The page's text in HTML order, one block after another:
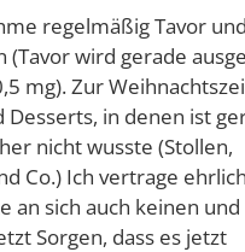
regelmäßig Tavor und
(Tavor wird gerade
mg). Zur
Desserts, in denen ist
nicht wusste (Stollen,
Co.) Ich vertrage
an sich auch keinen
Sorgen, dass es jetzt